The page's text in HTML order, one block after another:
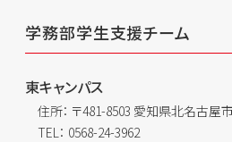
学務部学生支援チーム
東キャンパス
住所： 〒481-8503 愛知県北名古屋
TEL： 0568-24-3962